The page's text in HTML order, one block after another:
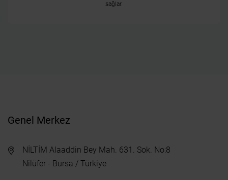
sağlar.
Genel Merkez
NİLTİM Alaaddin Bey Mah. 631. Sok. No:8
Nilüfer - Bursa / Türkiye